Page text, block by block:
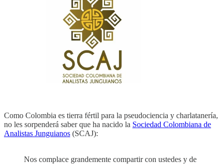
Como Colombia es tierra fértil para la pseudociencia y charlatanería,
no les sorpenderá saber que ha nacido la Sociedad Colombiana de
Analistas Junguianos (SCAJ):
Nos complace grandemente compartir con ustedes y de